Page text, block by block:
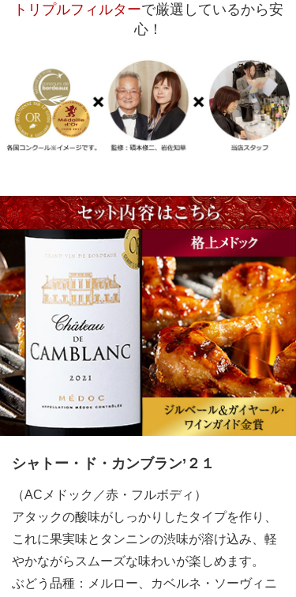
トリプルフィルターで厳選しているから安
心！
シャトー・ド・カンブラン’２１
（ACメドック／赤・フルボディ）
アタックの酸味がしっかりしたタイプを作り、
これに果実味とタンニンの渋味が溶け込み、軽
やかながらスムーズな味わいが楽しめます。
ぶどう品種：メルロー、カベルネ・ソーヴィニ